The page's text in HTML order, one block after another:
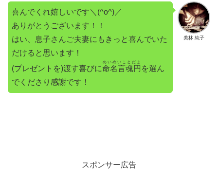
美林 純子
喜んでくれ嬉しいです＼(^o^)／
ありがとうございます！！
はい、息子さんご夫妻にもきっと喜んでいた
だけると思います！
(プレゼントを)渡す喜びに命名言魂円
めいめいことだま
を選ん
でくださり感謝です！
スポンサー広告